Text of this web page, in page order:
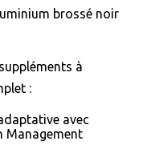
brossé noir
à
:
avec
Management